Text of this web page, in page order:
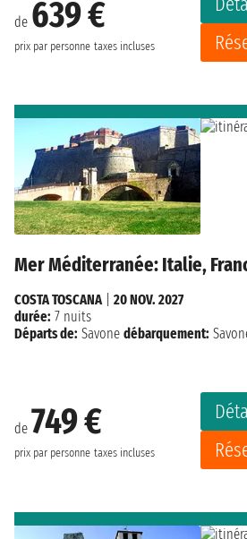
de 639 €
prix par personne taxes incluses
Mer Méditerranée: Italie,
de 749 €
prix par personne taxes incluses
COSTA TOSCANA| 20 NOV. 2027
durée: 7 nuits
Départs de: Savone débarquement: